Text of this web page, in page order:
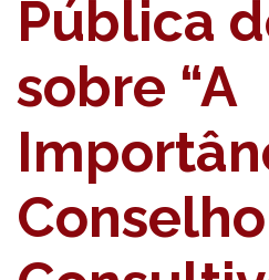
Pública
sobre “A
Conselho